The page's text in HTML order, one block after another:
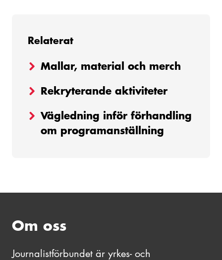
Relaterat
Mallar, material och merch
Rekryterande aktiviteter
Vägledning inför förhandling
om programanställning
Om oss
Journalistförbundet är yrkes- och